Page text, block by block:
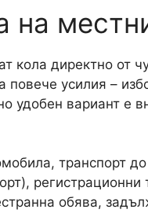
на
кола директно от
усилия –
удобен вариант е
транспорт
обява,